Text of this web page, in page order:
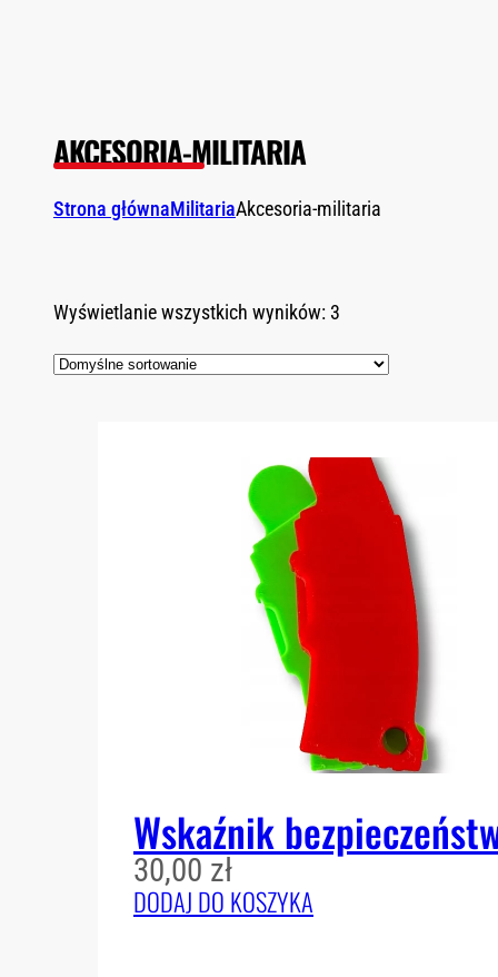
AKCESORIA-MILITARIA
Strona głównaMilitariaAkcesoria-militaria
Wyświetlanie wszystkich wyników: 3
Wskaźnik
30,00 zł
DODAJ DO KOSZYKA